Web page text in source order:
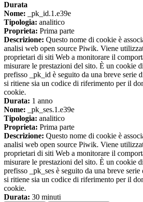
Durata
Nome: _pk_id.1.e39e
Tipologia: analitico
Proprieta: Prima parte
Descrizione: Questo nome di cookie è
analisi web open source Piwik. Viene
proprietari di siti Web a monitorare il
misurare le prestazioni del sito. È un cookie
prefisso _pk_id è seguito da una breve serie
si ritiene sia un codice di riferimento per il
cookie.
Durata: 1 anno
Nome: _pk_ses.1.e39e
Tipologia: analitico
Proprieta: Prima parte
Descrizione: Questo nome di cookie è
analisi web open source Piwik. Viene
proprietari di siti Web a monitorare il
misurare le prestazioni del sito. È un cookie
prefisso _pk_ses è seguito da una breve
si ritiene sia un codice di riferimento per il
cookie.
Durata: 30 minuti